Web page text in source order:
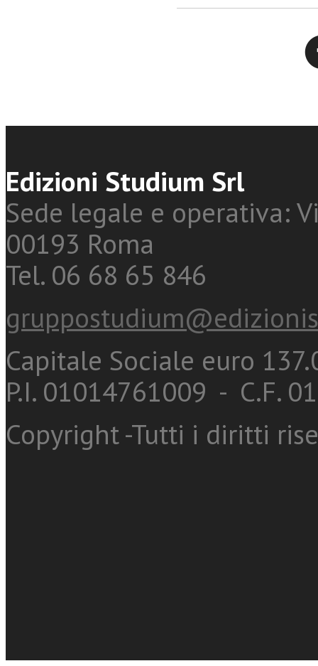
Edizioni Studium Srl
Sede legale e operativa:
00193 Roma
Tel. 06 68 65 846
Capitale Sociale euro
P.I. 01014761009 - C.F.
Copyright -Tutti i diritti